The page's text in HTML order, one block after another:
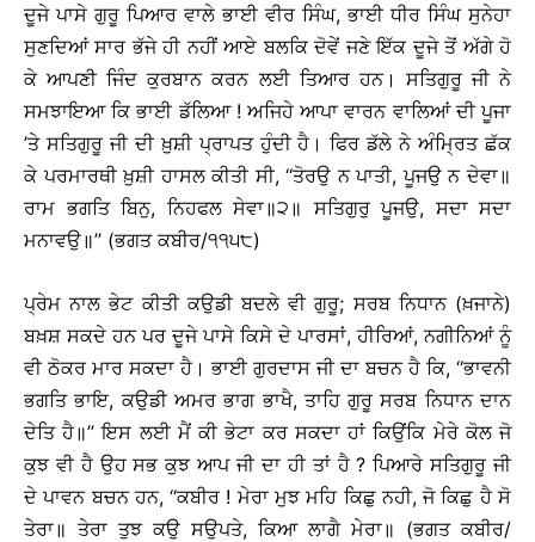
ਦੂਜੇ ਪਾਸੇ ਗੁਰੂ ਪਿਆਰ ਵਾਲੇ ਭਾਈ ਵੀਰ ਸਿੰਘ, ਭਾਈ ਧੀਰ ਸਿੰਘ ਸੁਨੇਹਾ
ਸੁਣਦਿਆਂ ਸਾਰ ਭੱਜੇ ਹੀ ਨਹੀਂ ਆਏ ਬਲਕਿ ਦੋਵੇਂ ਜਣੇ ਇੱਕ ਦੂਜੇ ਤੋਂ ਅੱਗੇ ਹੋ
ਕੇ ਆਪਣੀ ਜਿੰਦ ਕੁਰਬਾਨ ਕਰਨ ਲਈ ਤਿਆਰ ਹਨ। ਸਤਿਗੁਰੂ ਜੀ ਨੇ
ਸਮਝਾਇਆ ਕਿ ਭਾਈ ਡੱਲਿਆ ! ਅਜਿਹੇ ਆਪਾ ਵਾਰਨ ਵਾਲਿਆਂ ਦੀ ਪੂਜਾ
’ਤੇ ਸਤਿਗੁਰੂ ਜੀ ਦੀ ਖ਼ੁਸ਼ੀ ਪ੍ਰਾਪਤ ਹੁੰਦੀ ਹੈ। ਫਿਰ ਡੱਲੇ ਨੇ ਅੰਮ੍ਰਿਤ ਛੱਕ
ਕੇ ਪਰਮਾਰਥੀ ਖ਼ੁਸ਼ੀ ਹਾਸਲ ਕੀਤੀ ਸੀ, ‘‘ਤੋਰਉ ਨ ਪਾਤੀ, ਪੂਜਉ ਨ ਦੇਵਾ॥
ਰਾਮ ਭਗਤਿ ਬਿਨੁ, ਨਿਹਫਲ ਸੇਵਾ॥੨॥ ਸਤਿਗੁਰੁ ਪੂਜਉ, ਸਦਾ ਸਦਾ
ਮਨਾਵਉ॥’’ (ਭਗਤ ਕਬੀਰ/੧੧੫੮)
ਪ੍ਰੇਮ ਨਾਲ ਭੇਟ ਕੀਤੀ ਕਉਡੀ ਬਦਲੇ ਵੀ ਗੁਰੂ; ਸਰਬ ਨਿਧਾਨ (ਖ਼ਜਾਨੇ)
ਬਖ਼ਸ਼ ਸਕਦੇ ਹਨ ਪਰ ਦੂਜੇ ਪਾਸੇ ਕਿਸੇ ਦੇ ਪਾਰਸਾਂ, ਹੀਰਿਆਂ, ਨਗੀਨਿਆਂ ਨੂੰ
ਵੀ ਠੋਕਰ ਮਾਰ ਸਕਦਾ ਹੈ। ਭਾਈ ਗੁਰਦਾਸ ਜੀ ਦਾ ਬਚਨ ਹੈ ਕਿ, ‘‘ਭਾਵਨੀ
ਭਗਤਿ ਭਾਇ, ਕਉਡੀ ਅਮਰ ਭਾਗ ਭਾਖੈ, ਤਾਹਿ ਗੁਰੂ ਸਰਬ ਨਿਧਾਨ ਦਾਨ
ਦੇਤਿ ਹੈ॥’’ ਇਸ ਲਈ ਮੈਂ ਕੀ ਭੇਟਾ ਕਰ ਸਕਦਾ ਹਾਂ ਕਿਉਂਕਿ ਮੇਰੇ ਕੋਲ ਜੋ
ਕੁਝ ਵੀ ਹੈ ਉਹ ਸਭ ਕੁਝ ਆਪ ਜੀ ਦਾ ਹੀ ਤਾਂ ਹੈ ? ਪਿਆਰੇ ਸਤਿਗੁਰੂ ਜੀ
ਦੇ ਪਾਵਨ ਬਚਨ ਹਨ, ‘‘ਕਬੀਰ ! ਮੇਰਾ ਮੁਝ ਮਹਿ ਕਿਛੁ ਨਹੀ, ਜੋ ਕਿਛੁ ਹੈ ਸੋ
ਤੇਰਾ॥ ਤੇਰਾ ਤੁਝ ਕਉ ਸਉਪਤੇ, ਕਿਆ ਲਾਗੈ ਮੇਰਾ॥ (ਭਗਤ ਕਬੀਰ/